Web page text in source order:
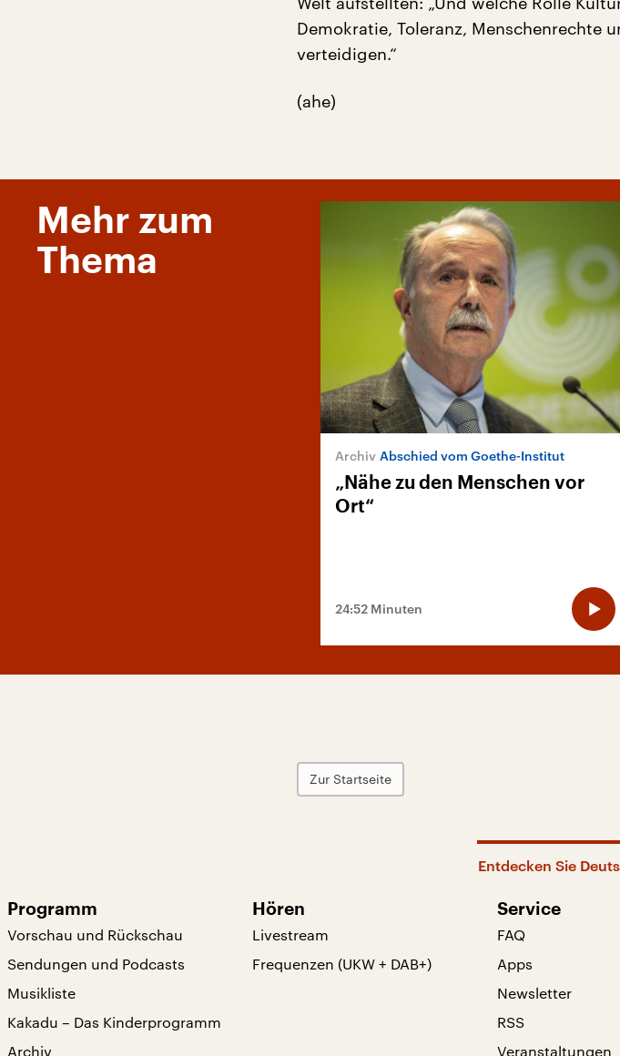
Demokratie, Toleranz, Menschenrechte
verteidigen.“
(ahe)
Mehr zum
Thema
Abschied vom Goethe-Institut
„Nähe zu den Menschen vor
Ort“
24:52 Minuten
Zur Startseite
Entdecken Sie
Programm
Vorschau und Rückschau
Sendungen und Podcasts
Musikliste
Kakadu – Das Kinderprogramm
Archiv
Hören
Livestream
Frequenzen (UKW + DAB+)
Service
FAQ
Apps
Newsletter
RSS
Veranstaltungen